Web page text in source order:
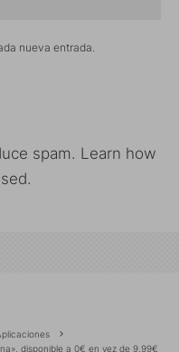
nueva entrada.
spam. Learn how
disponible a 0€ en vez de 9,99€